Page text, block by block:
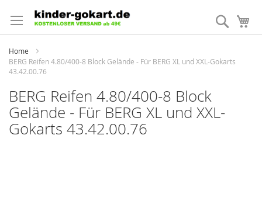
zum
Inhalt
Suche
Home
BERG Reifen 4.80/400-8 Block Gelände - Für BERG XL und XXL-Gokarts
43.42.00.76
BERG Reifen 4.80/400-8 Block
Gelände - Für BERG XL und XXL-
Gokarts 43.42.00.76